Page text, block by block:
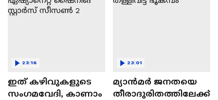
ഇത് കഴിവുകളുടെ
സംഗമവേദി, കാണാം
23:16
മ്യാൻമർ ജനതയെ
തീരാദുരിതത്തിലേക്ക്
23:01